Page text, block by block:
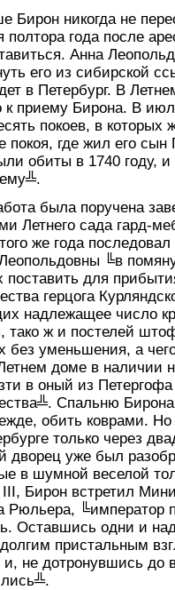
Бирон никогда не
полтора года после
Анна
его из сибирской
в Петербург. В
к приему Бирона. В
покоев, в
покоя, где жил его
обиты в 1740 году,
была поручена
Летнего сада гард-
же года
╚в
поставить для
герцога
надлежащее число
тако ж и постелей
без уменьшения, а
доме в наличии
в оный из Петергофа
Спальню
обить коврами. Но
только через
дворец уже был
в шумной веселой
III, Бирон встретил
Рюльера, ╚император
Оставшись одни и
пристальным
и, не дотронувшись до